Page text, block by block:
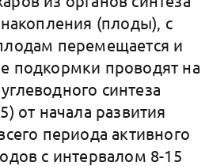
(плоды), с
перемещается и
подкормки проводят на
синтеза
от начала развития
периода активного
с интервалом 8-15